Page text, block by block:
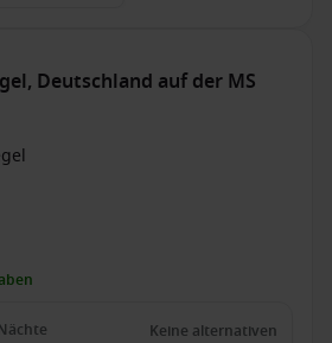
Deutschland auf der MS
Keine alternativen